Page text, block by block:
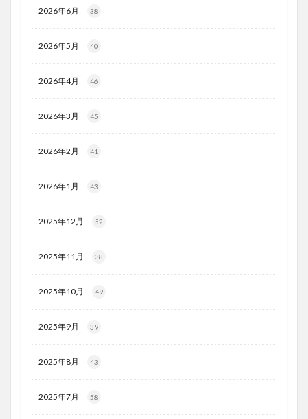
2026年6月 38
2026年5月 40
2026年4月 46
2026年3月 45
2026年2月 41
2026年1月 43
2025年12月 52
2025年11月 38
2025年10月 49
2025年9月 39
2025年8月 43
2025年7月 58